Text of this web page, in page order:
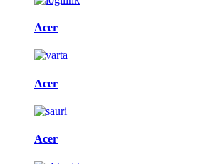
Acer
Acer
Acer